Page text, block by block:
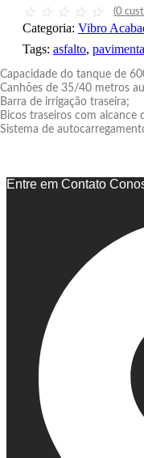
☆ ☆ ☆ ☆ ☆ (0
Categoria: Vibro
Tags: asfalto,
Capacidade do tanque de
Canhões de 35/40 metros
Barra de irrigação traseira;
Bicos traseiros com alcance
Sistema de
Entre em Contato